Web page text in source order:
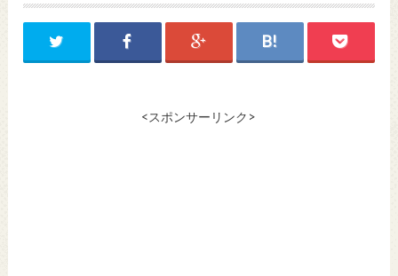
<スポンサーリンク>